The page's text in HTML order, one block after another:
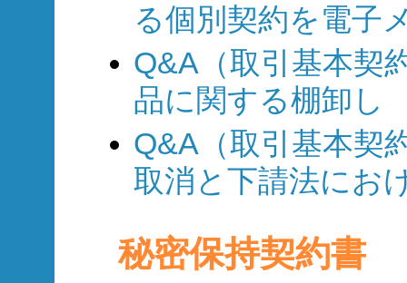
る個別契約を電子
Q&A（取引基本契
品に関する棚卸し
Q&A（取引基本契
取消と下請法にお
秘密保持契約書